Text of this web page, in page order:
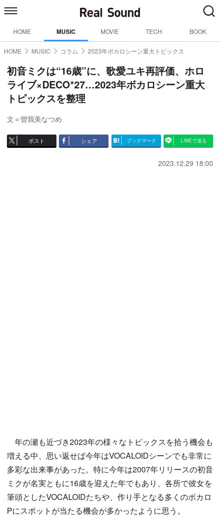
HOME MUSIC MOVIE TECH BOOK
HOME MUSIC コラム 2023年ボカロシーン重大トピックス
初音ミクは“16歳”に、歌愛ユキ再評価、ホロ
ライブ×DECO*27…2023年ボカロシーン重大
トピックスを整理
文＝曽我美なつめ
ポスト シェア ブックマーク LINEで送る
2023.12.29 18:00
年の瀬も近づき2023年の様々なトピックスを拾う機会も
増える中、思い返せば今年はVOCALOIDシーンでも非常に
多彩な出来事があった。特に今年は2007年リリースの初音
ミクが名実ともに16歳を迎えた年でもあり、各所で彼女を
筆頭としたVOCALOIDたちや、作り手となる多くのボカロ
Pにスポットが当たる機会が多かったように思う。